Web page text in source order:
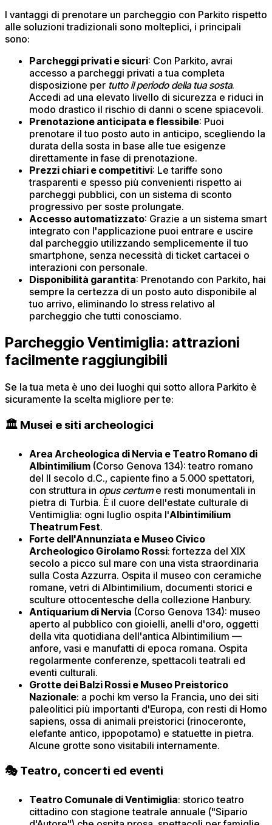
I vantaggi di prenotare un parcheggio con Parkito rispetto
alle soluzioni tradizionali sono molteplici, i principali
sono:
Parcheggi privati e sicuri: Con Parkito, avrai
accesso a parcheggi privati a tua completa
disposizione per tutto il periodo della tua sosta.
Accedi ad una elevato livello di sicurezza e riduci in
modo drastico il rischio di danni o scene spiacevoli.​
Prenotazione anticipata e flessibile: Puoi
prenotare il tuo posto auto in anticipo, scegliendo la
durata della sosta in base alle tue esigenze
direttamente in fase di prenotazione.
Prezzi chiari e competitivi: Le tariffe sono
trasparenti e spesso più convenienti rispetto ai
parcheggi pubblici, con un sistema di sconto
progressivo per soste prolungate.​
Accesso automatizzato: Grazie a un sistema smart
integrato con l'applicazione puoi entrare e uscire
dal parcheggio utilizzando semplicemente il tuo
smartphone, senza necessità di ticket cartacei o
interazioni con personale.​
Disponibilità garantita: Prenotando con Parkito, hai
sempre la certezza di un posto auto disponibile al
tuo arrivo, eliminando lo stress relativo al
parcheggio che tutti conosciamo.
Parcheggio Ventimiglia: attrazioni
facilmente raggiungibili
Se la tua meta è uno dei luoghi qui sotto allora Parkito è
sicuramente la scelta migliore per te:
🏛️ Musei e siti archeologici
Area Archeologica di Nervia e Teatro Romano di
Albintimilium (Corso Genova 134): teatro romano
del II secolo d.C., capiente fino a 5.000 spettatori,
con struttura in opus certume resti monumentali in
pietra di Turbia. È il cuore dell'estate culturale di
Ventimiglia: ogni luglio ospita l'Albintimilium
Theatrum Fest.
Forte dell'Annunziata e Museo Civico
Archeologico Girolamo Rossi: fortezza del XIX
secolo a picco sul mare con una vista straordinaria
sulla Costa Azzurra. Ospita il museo con ceramiche
romane, vetri di Albintimilium, documenti storici e
sculture ottocentesche della collezione Hanbury.
Antiquarium di Nervia (Corso Genova 134): museo
aperto al pubblico con gioielli, anelli d'oro, oggetti
della vita quotidiana dell'antica Albintimilium —
anfore, vasi e manufatti di epoca romana. Ospita
regolarmente conferenze, spettacoli teatrali ed
eventi culturali.
Grotte dei Balzi Rossi e Museo Preistorico
Nazionale: a pochi km verso la Francia, uno dei siti
paleolitici più importanti d'Europa, con resti di Homo
sapiens, ossa di animali preistorici (rinoceronte,
elefante antico, ippopotamo) e statuette in pietra.
Alcune grotte sono visitabili internamente.
🎭 Teatro, concerti ed eventi
Teatro Comunale di Ventimiglia: storico teatro
cittadino con stagione teatrale annuale ("Sipario